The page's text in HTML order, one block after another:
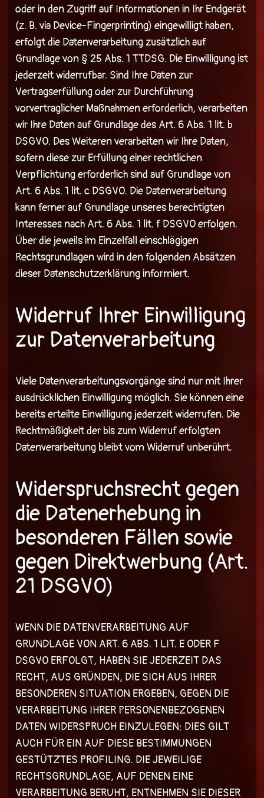
oder in den Zugriff auf Informationen in Ihr Endgerät
(z. B. via Device-Fingerprinting) eingewilligt haben,
erfolgt die Datenverarbeitung zusätzlich auf
Grundlage von § 25 Abs. 1 TTDSG. Die Einwilligung ist
jederzeit widerrufbar. Sind Ihre Daten zur
Vertragserfüllung oder zur Durchführung
vorvertraglicher Maßnahmen erforderlich, verarbeiten
wir Ihre Daten auf Grundlage des Art. 6 Abs. 1 lit. b
DSGVO. Des Weiteren verarbeiten wir Ihre Daten,
sofern diese zur Erfüllung einer rechtlichen
Verpflichtung erforderlich sind auf Grundlage von
Art. 6 Abs. 1 lit. c DSGVO. Die Datenverarbeitung
kann ferner auf Grundlage unseres berechtigten
Interesses nach Art. 6 Abs. 1 lit. f DSGVO erfolgen.
Über die jeweils im Einzelfall einschlägigen
Rechtsgrundlagen wird in den folgenden Absätzen
dieser Datenschutzerklärung informiert.
Widerruf Ihrer Einwilligung
zur Datenverarbeitung
Viele Datenverarbeitungsvorgänge sind nur mit Ihrer
ausdrücklichen Einwilligung möglich. Sie können eine
bereits erteilte Einwilligung jederzeit widerrufen. Die
Rechtmäßigkeit der bis zum Widerruf erfolgten
Datenverarbeitung bleibt vom Widerruf unberührt.
Widerspruchsrecht gegen
die Datenerhebung in
besonderen Fällen sowie
gegen Direktwerbung (Art.
21 DSGVO)
WENN DIE DATENVERARBEITUNG AUF
GRUNDLAGE VON ART. 6 ABS. 1 LIT. E ODER F
DSGVO ERFOLGT, HABEN SIE JEDERZEIT DAS
RECHT, AUS GRÜNDEN, DIE SICH AUS IHRER
BESONDEREN SITUATION ERGEBEN, GEGEN DIE
VERARBEITUNG IHRER PERSONENBEZOGENEN
DATEN WIDERSPRUCH EINZULEGEN; DIES GILT
AUCH FÜR EIN AUF DIESE BESTIMMUNGEN
GESTÜTZTES PROFILING. DIE JEWEILIGE
RECHTSGRUNDLAGE, AUF DENEN EINE
VERARBEITUNG BERUHT, ENTNEHMEN SIE DIESER